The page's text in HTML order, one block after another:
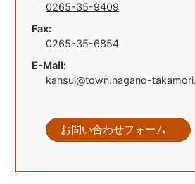
0265-35-9409
Fax:
0265-35-6854
E-Mail:
kansui@town.nagano-
お問い合わせフォーム